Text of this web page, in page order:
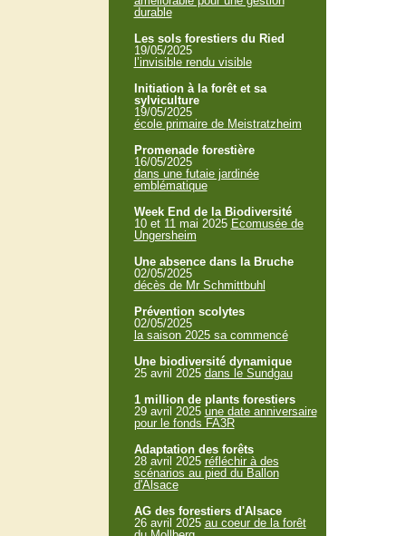
durable
Les sols forestiers du Ried
19/05/2025
l’invisible rendu visible
Initiation à la forêt et sa
sylviculture
19/05/2025
école primaire de Meistratzheim
Promenade forestière
16/05/2025
dans une futaie jardinée
emblématique
Week End de la Biodiversité
10 et 11 mai 2025 Ecomusée de
Ungersheim
Une absence dans la Bruche
02/05/2025
décès de Mr Schmittbuhl
Prévention scolytes
02/05/2025
la saison 2025 sa commencé
Une biodiversité dynamique
25 avril 2025 dans le Sundgau
1 million de plants forestiers
29 avril 2025 une date anniversaire
pour le fonds FA3R
Adaptation des forêts
28 avril 2025 réfléchir à des
scénarios au pied du Ballon
d'Alsace
AG des forestiers d'Alsace
26 avril 2025 au coeur de la forêt